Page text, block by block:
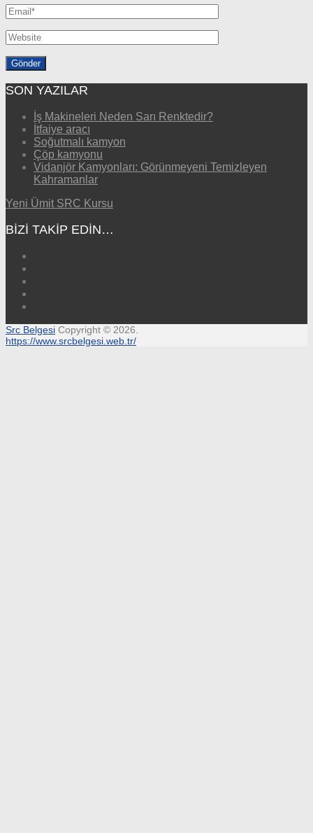
SON YAZILAR
İş Makineleri Neden Sarı Renktedir?
İtfaiye aracı
Soğutmalı kamyon
Çöp kamyonu
Vidanjör Kamyonları: Görünmeyeni Temizleyen
Kahramanlar
Yeni Ümit SRC Kursu
BIZI TAKIP EDIN…
Src Belgesi Copyright © 2026.
https://www.srcbelgesi.web.tr/